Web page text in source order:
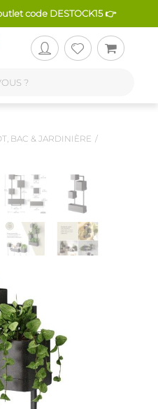
code DESTOCK15 👉
BAC & JARDINIÈRE